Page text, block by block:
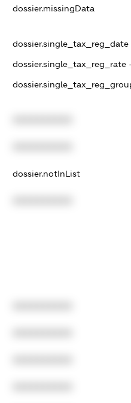
dossier.missingData
dossier.single_tax_reg_date -
dossier.single_tax_reg_rate
dossier.notInList